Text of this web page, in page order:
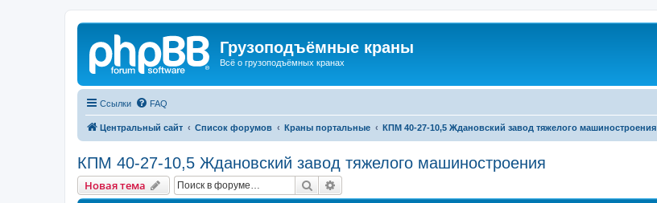
Грузоподъёмные краны
Всё о грузоподъёмных кранах
Ссылки FAQ
Центральный сайт Список форумов Краны портальные КПМ 40-27-10,5 Ждановский завод тяжелого машиностроения
КПМ 40-27-10,5 Ждановский завод тяжелого машиностроения
Новая тема Поиск